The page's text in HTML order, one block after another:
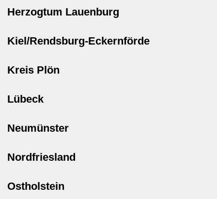
Herzogtum Lauenburg
Kiel/Rendsburg-Eckernförde
Kreis Plön
Lübeck
Neumünster
Nordfriesland
Ostholstein